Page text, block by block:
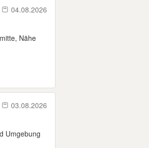
04.08.2026
Nähe
03.08.2026
Umgebung